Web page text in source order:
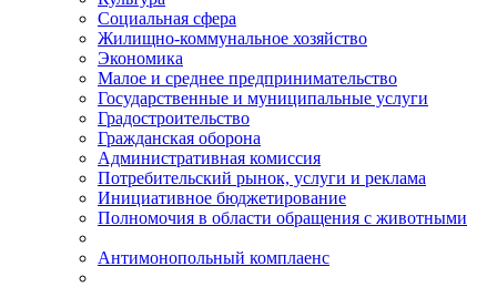
Социальная сфера
Жилищно-коммунальное хозяйство
Экономика
Малое и среднее предпринимательство
Государственные и муниципальные услуги
Градостроительство
Гражданская оборона
Административная комиссия
Потребительский рынок, услуги и реклама
Инициативное бюджетирование
Полномочия в области обращения с животными
Антимонопольный комплаенс